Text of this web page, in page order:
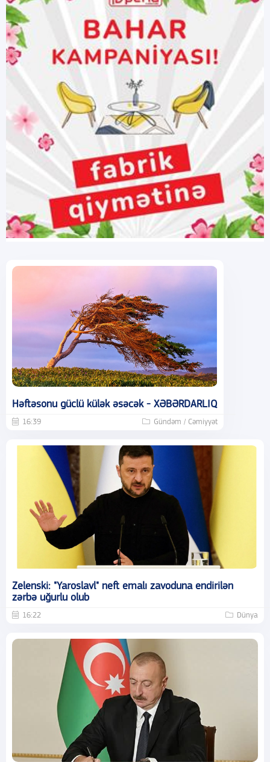
Həftəsonu güclü külək əsəcək - XƏBƏRDARLIQ
16:39 Gündəm / Cəmiyyət
Zelenski: "Yaroslavl" neft emalı zavoduna endirilən
zərbə uğurlu olub
16:22 Dünya